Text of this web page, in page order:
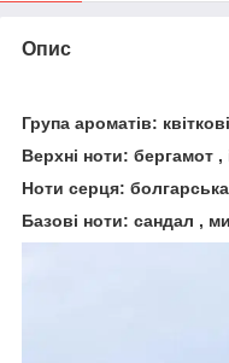
Опис
Група ароматів: квіткові
Верхні ноти: бергамот ,
Ноти серця:
Базові ноти: сандал ,